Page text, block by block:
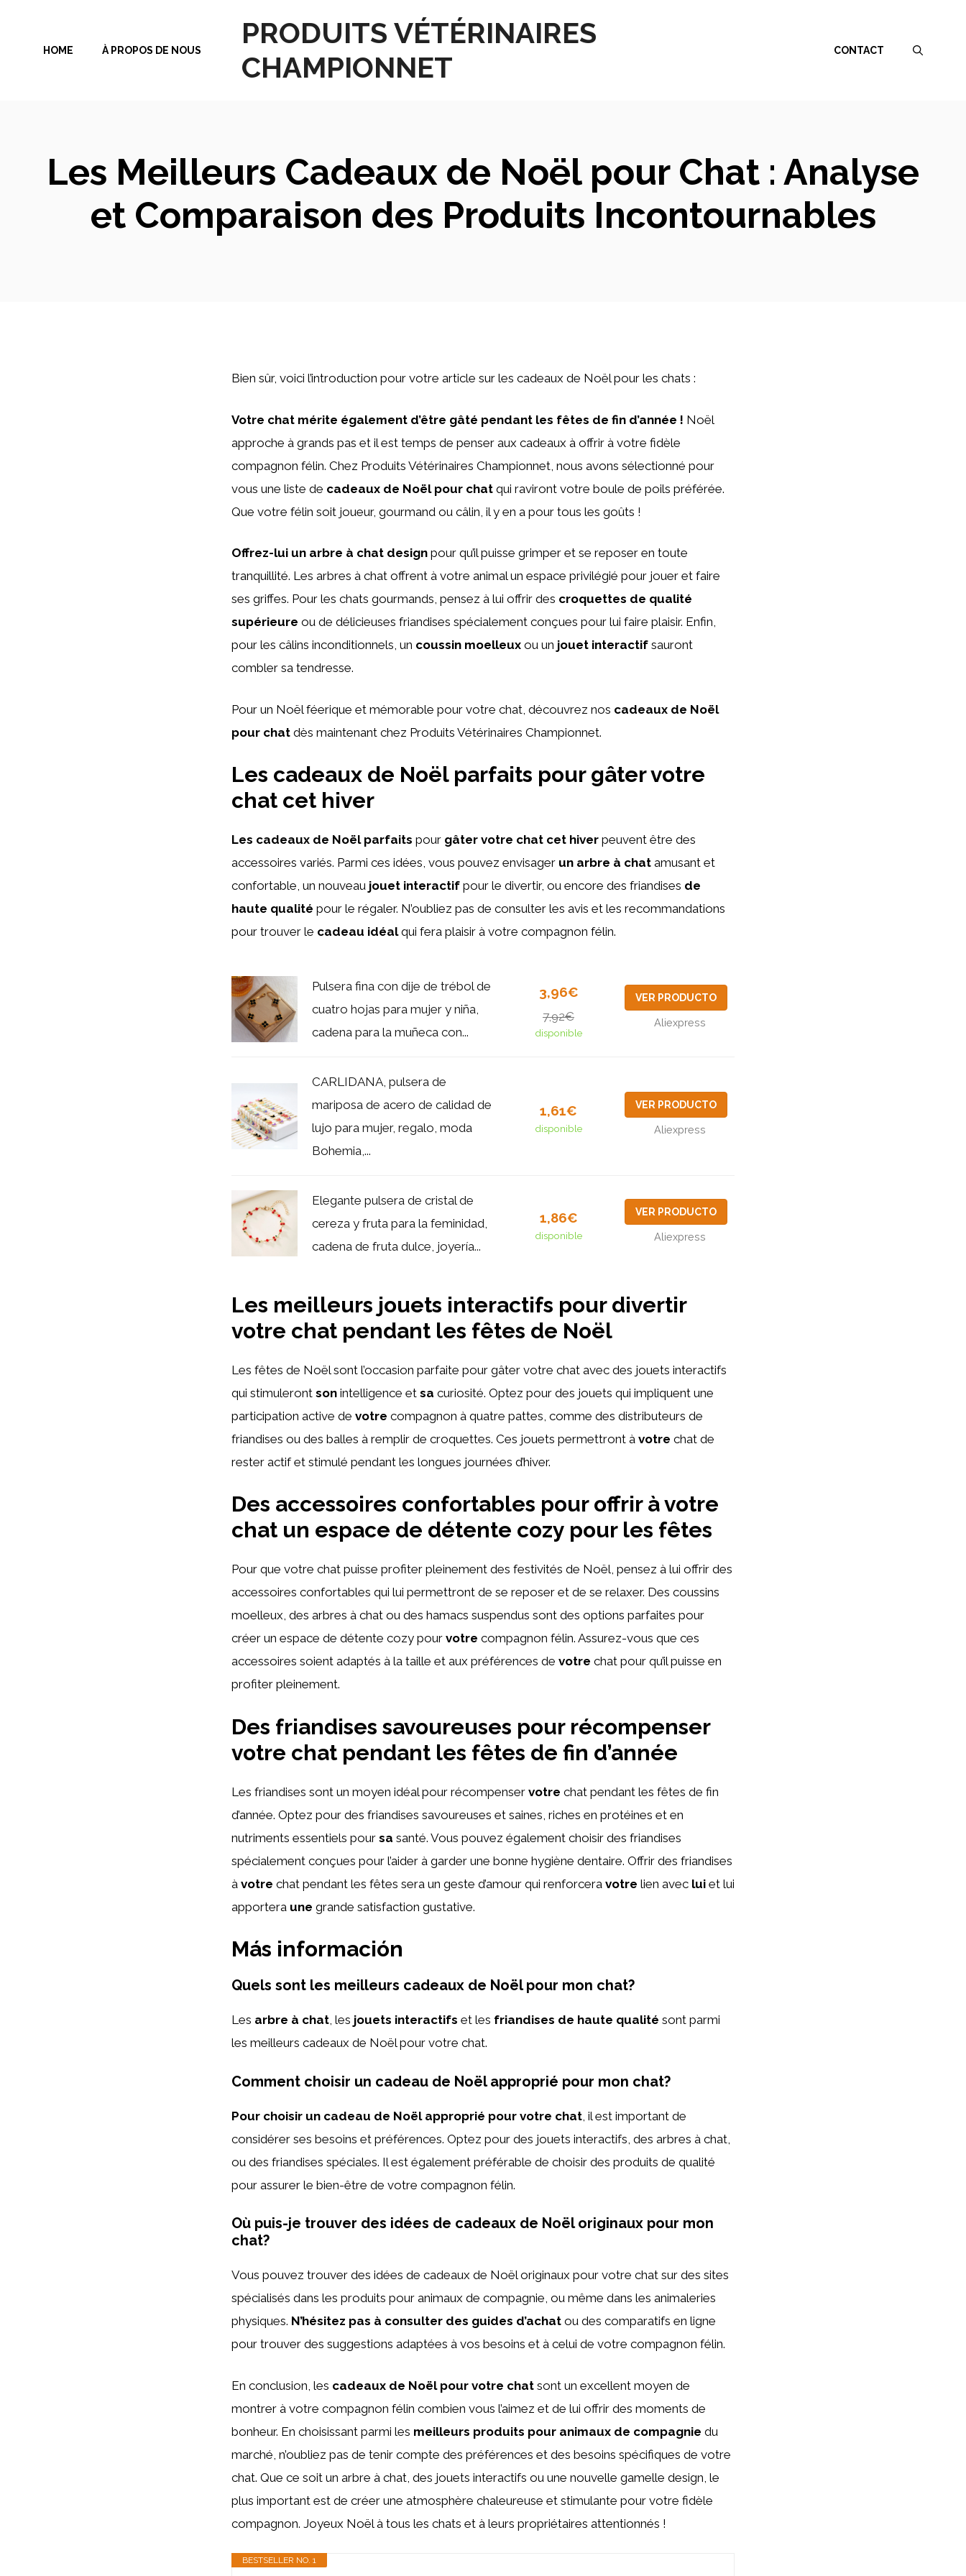
contenu
PRODUITS VÉTÉRINAIRES
CHAMPIONNET
HOME À PROPOS DE NOUS CONTACT
Les Meilleurs Cadeaux de Noël pour Chat : Analyse
et Comparaison des Produits Incontournables
Bien sûr, voici l’introduction pour votre article sur les cadeaux de Noël pour les chats :
Votre chat mérite également d’être gâté pendant les fêtes de fin d’année ! Noël
approche à grands pas et il est temps de penser aux cadeaux à offrir à votre fidèle
compagnon félin. Chez Produits Vétérinaires Championnet, nous avons sélectionné pour
vous une liste de cadeaux de Noël pour chat qui raviront votre boule de poils préférée.
Que votre félin soit joueur, gourmand ou câlin, il y en a pour tous les goûts !
Offrez-lui un arbre à chat design pour qu’il puisse grimper et se reposer en toute
tranquillité. Les arbres à chat offrent à votre animal un espace privilégié pour jouer et faire
ses griffes. Pour les chats gourmands, pensez à lui offrir des croquettes de qualité
supérieure ou de délicieuses friandises spécialement conçues pour lui faire plaisir. Enfin,
pour les câlins inconditionnels, un coussin moelleux ou un jouet interactif sauront
combler sa tendresse.
Pour un Noël féerique et mémorable pour votre chat, découvrez nos cadeaux de Noël
pour chat dès maintenant chez Produits Vétérinaires Championnet.
Les cadeaux de Noël parfaits pour gâter votre
chat cet hiver
Les cadeaux de Noël parfaits pour gâter votre chat cet hiver peuvent être des
accessoires variés. Parmi ces idées, vous pouvez envisager un arbre à chat amusant et
confortable, un nouveau jouet interactif pour le divertir, ou encore des friandises de
haute qualité pour le régaler. N’oubliez pas de consulter les avis et les recommandations
pour trouver le cadeau idéalqui fera plaisir à votre compagnon félin.
Pulsera fina con dije de trébol de
cuatro hojas para mujer y niña,
cadena para la muñeca con...
3,96€
7,92€
disponible
VER PRODUCTO
Aliexpress
CARLIDANA, pulsera de
mariposa de acero de calidad de
lujo para mujer, regalo, moda
Bohemia,...
1,61€
disponible
VER PRODUCTO
Aliexpress
Elegante pulsera de cristal de
cereza y fruta para la feminidad,
cadena de fruta dulce, joyería...
1,86€
disponible
VER PRODUCTO
Aliexpress
Les meilleurs jouets interactifs pour divertir
votre chat pendant les fêtes de Noël
Les fêtes de Noël sont l’occasion parfaite pour gâter votre chat avec des jouets interactifs
qui stimuleront son intelligence et sa curiosité. Optez pour des jouets qui impliquent une
participation active de votre compagnon à quatre pattes, comme des distributeurs de
friandises ou des balles à remplir de croquettes. Ces jouets permettront à votre chat de
rester actif et stimulé pendant les longues journées d’hiver.
Des accessoires confortables pour offrir à votre
chat un espace de détente cozy pour les fêtes
Pour que votre chat puisse profiter pleinement des festivités de Noël, pensez à lui offrir des
accessoires confortables qui lui permettront de se reposer et de se relaxer. Des coussins
moelleux, des arbres à chat ou des hamacs suspendus sont des options parfaites pour
créer un espace de détente cozy pour votre compagnon félin. Assurez-vous que ces
accessoires soient adaptés à la taille et aux préférences de votre chat pour qu’il puisse en
profiter pleinement.
Des friandises savoureuses pour récompenser
votre chat pendant les fêtes de fin d’année
Les friandises sont un moyen idéal pour récompenser votre chat pendant les fêtes de fin
d’année. Optez pour des friandises savoureuses et saines, riches en protéines et en
nutriments essentiels pour sa santé. Vous pouvez également choisir des friandises
spécialement conçues pour l’aider à garder une bonne hygiène dentaire. Offrir des friandises
à votre chat pendant les fêtes sera un geste d’amour qui renforcera votre lien avec lui et lui
apportera une grande satisfaction gustative.
Más información
Quels sont les meilleurs cadeaux de Noël pour mon chat?
Les arbre à chat, les jouets interactifs et les friandises de haute qualité sont parmi
les meilleurs cadeaux de Noël pour votre chat.
Comment choisir un cadeau de Noël approprié pour mon chat?
Pour choisir un cadeau de Noël approprié pour votre chat , il est important de
considérer ses besoins et préférences. Optez pour des jouets interactifs, des arbres à chat,
ou des friandises spéciales. Il est également préférable de choisir des produits de qualité
pour assurer le bien-être de votre compagnon félin.
Où puis-je trouver des idées de cadeaux de Noël originaux pour mon
chat?
Vous pouvez trouver des idées de cadeaux de Noël originaux pour votre chat sur des sites
spécialisés dans les produits pour animaux de compagnie, ou même dans les animaleries
physiques. N’hésitez pas à consulter des guides d’achat ou des comparatifs en ligne
pour trouver des suggestions adaptées à vos besoins et à celui de votre compagnon félin.
En conclusion, les cadeaux de Noël pour votre chat sont un excellent moyen de
montrer à votre compagnon félin combien vous l’aimez et de lui offrir des moments de
bonheur. En choisissant parmi les meilleurs produits pour animaux de compagnie du
marché, n’oubliez pas de tenir compte des préférences et des besoins spécifiques de votre
chat. Que ce soit un arbre à chat, des jouets interactifs ou une nouvelle gamelle design, le
plus important est de créer une atmosphère chaleureuse et stimulante pour votre fidèle
compagnon. Joyeux Noël à tous les chats et à leurs propriétaires attentionnés !
BESTSELLER NO. 1